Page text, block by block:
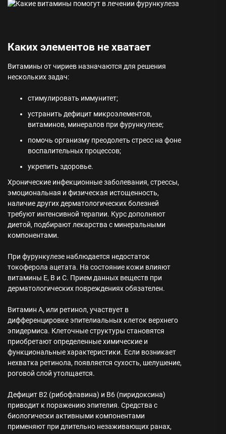
Каких элементов не хватает
Витамины от чириев назначаются для решения
нескольких задач:
стимулировать иммунитет;
устранить дефицит микроэлементов,
витаминов, минералов при фурункулезе;
помочь организму преодолеть стресс на фоне
воспалительных процессов;
укрепить здоровье.
Хронические инфекционные заболевания, стрессы,
эмоциональная и физическая истощенность,
наличие других дерматологических болезней
требуют интенсивной терапии. Курс дополняют
диетой, подбирают лекарства с минеральными
компонентами.
При фурункулезе наблюдается недостаток
токоферола ацетата. На состояние кожи влияют
витамины Е, В и С. Прием данных веществ при
дерматологических повреждениях обязателен.
Витамин А, или ретинол, участвует в
дифференцировке эпителиальных клеток верхнего
эпидермиса. Клеточные структуры становятся
приобретают определенные химические и
функциональные характеристики. Если возникает
нехватка ретинола, появляется сухость, шелушение,
роговой слой утолщается.
Дефицит В2 (рибофлавина) и В6 (пиридоксина)
приводит к поражению эпителия. Средства с
биологически активными компонентами
применяют при длительно незаживающих ранах,